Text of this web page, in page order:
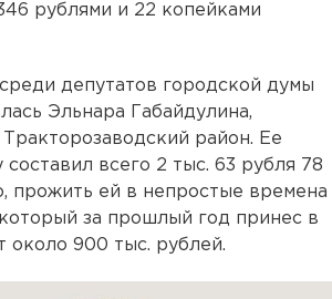
рублями и 22 копейками
депутатов городской думы
Эльнара Габайдулина,
район. Ее
составил всего 2 тыс. 63 рубля 78
прожить ей в непростые времена
который за прошлый год принес в
900 тыс. рублей.